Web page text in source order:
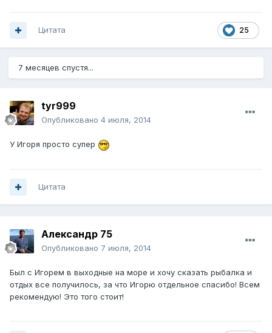
25
Цитата
7 месяцев спустя...
tyr999
Опубликовано 4 июля, 2014
У Игоря просто супер
Цитата
Александр 75
Опубликовано 7 июля, 2014
Был с Игорем в выходные на море и хочу сказать рыбалка и
отдых все получилось, за что Игорю отдельное спасибо! Всем
рекомендую! Это того стоит!